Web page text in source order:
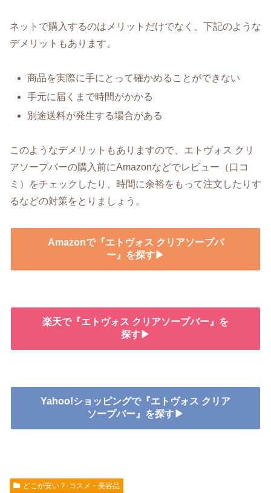
ネットで購入するのはメリットだけでなく、下記のような
デメリットもあります。
商品を実際に手にとって確かめることができない
手元に届くまで時間がかかる
別途送料が発生する場合がある
このようなデメリットもありますので、エトヴォス クリ
アソープバーの購入前にAmazonなどでレビュー（口コ
ミ）をチェックしたり、時間に余裕をもって注文したりす
るなどの対策をとりましょう。
Amazonで『エトヴォス クリアソープバ
ー』を探す▶
楽天で『エトヴォス クリアソープバー』を
探す▶
Yahoo!ショッピングで『エトヴォス クリア
ソープバー』を探す▶
どこが安い？-コスメ・美容品